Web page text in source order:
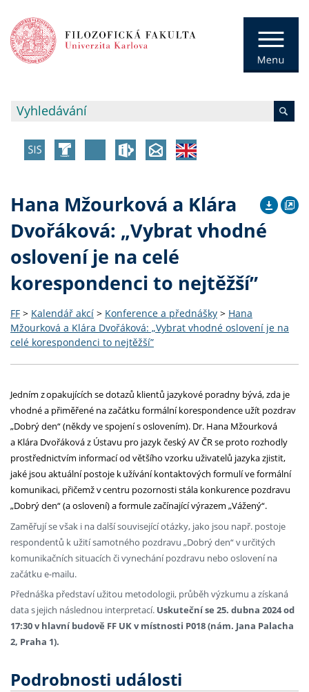
Hana Mžourková a Klára
Dvořáková: „Vybrat vhodné
oslovení je na celé
korespondenci to nejtěžší”
FF > Kalendář akcí > Konference a přednášky > Hana
Mžourková a Klára Dvořáková: „Vybrat vhodné oslovení je na
celé korespondenci to nejtěžší”
Jedním z opakujících se dotazů klientů jazykové poradny bývá, zda je
vhodné a přiměřené na začátku formální korespondence užít pozdrav
„Dobrý den“ (někdy ve spojení s oslovením). Dr. Hana Mžourková
a Klára Dvořáková z Ústavu pro jazyk český AV ČR se proto rozhodly
prostřednictvím informací od většího vzorku uživatelů jazyka zjistit,
jaké jsou aktuální postoje k užívání kontaktových formulí ve formální
komunikaci, přičemž v centru pozornosti stála konkurence pozdravu
„Dobrý den“ (a oslovení) a formule začínající výrazem „Vážený“.
Zaměřují se však i na další související otázky, jako jsou např. postoje
respondentů k užití samotného pozdravu „Dobrý den“ v určitých
komunikačních situacích či vynechání pozdravu nebo oslovení na
začátku e-mailu.
Přednáška představí užitou metodologii, průběh výzkumu a získaná
data s jejich následnou interpretací. Uskuteční se 25. dubna 2024 od
17:30 v hlavní budově FF UK v místnosti P018 (nám. Jana Palacha
2, Praha 1).
Podrobnosti události